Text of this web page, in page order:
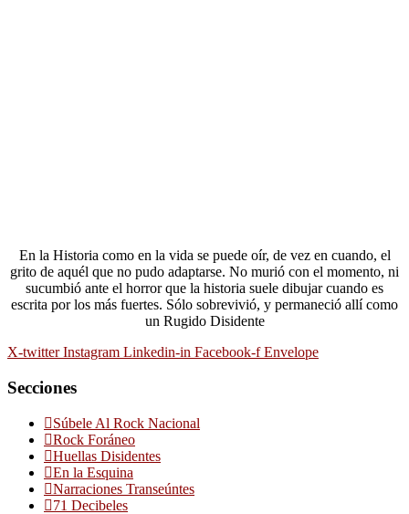
En la Historia como en la vida se puede oír, de vez en cuando, el
grito de aquél que no pudo adaptarse. No murió con el momento, ni
sucumbió ante el horror que la historia suele dibujar cuando es
escrita por los más fuertes. Sólo sobrevivió, y permaneció allí como
un Rugido Disidente
X-twitter Instagram Linkedin-in Facebook-f Envelope
Secciones
Súbele Al Rock Nacional
Rock Foráneo
Huellas Disidentes
En la Esquina
Narraciones Transeúntes
71 Decibeles